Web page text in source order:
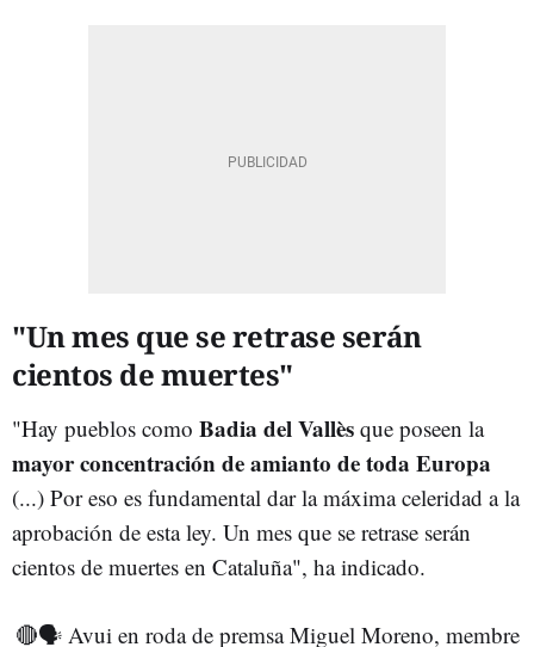
"Un mes que se retrase serán
cientos de muertes"
"Hay pueblos como Badia del Vallès que poseen la
mayor concentración de amianto de toda Europa
(...) Por eso es fundamental dar la máxima celeridad a la
aprobación de esta ley. Un mes que se retrase serán
cientos de muertes en Cataluña", ha indicado.
🔴🗣️ Avui en roda de premsa Miguel Moreno, membre